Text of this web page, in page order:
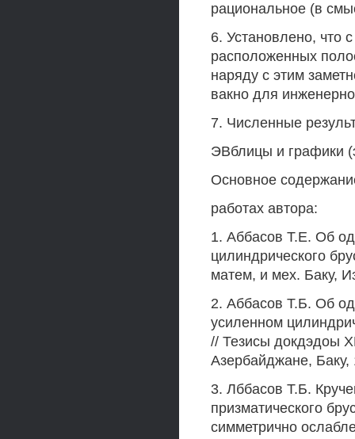
рациональное (в
6. Установлено, что
расположенных
наряду с этим
вакно для
7. Численные
ЭВблицы и графики
Основное
работах автора:
1. Аббасов Т.Е. Об
цилиндрического
матем, и мех. Баку,
2. Аббасов Т.Б. Об
усиленном
// Тезисы докдэдоы
Азербайджане, Баку,
3. Лббасов Т.Б.
призматического
симметрично